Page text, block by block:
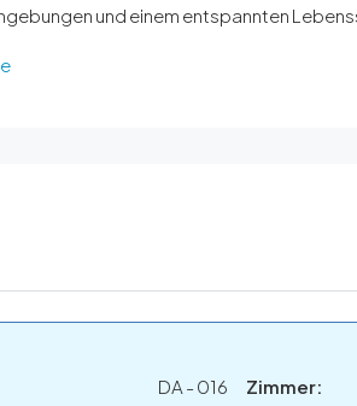
und einem entspannten
DA - 016 Zimmer: